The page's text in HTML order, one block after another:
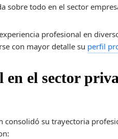
sobre todo en el sector
profesional en
con mayor detalle su perfil
el sector
consolidó su trayectoria